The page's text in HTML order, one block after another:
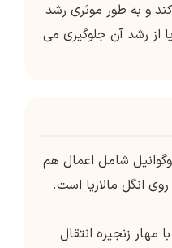
و به طور موثری رشد
یا از رشد آن جلوگیری می
شامل اعمال هم
روی انگل مالاریا است.
مهار زنجیره انتقال